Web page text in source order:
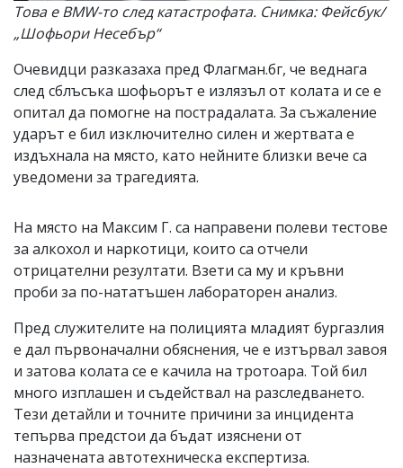
Това е BMW-то след катастрофата. Снимка: Фейсбук/
„Шофьори Несебър“
Очевидци разказаха пред Флагман.бг, че веднага
след сблъсъка шофьорът е излязъл от колата и се е
опитал да помогне на пострадалата. За съжаление
ударът е бил изключително силен и жертвата е
издъхнала на място, като нейните близки вече са
уведомени за трагедията.
На място на Максим Г. са направени полеви тестове
за алкохол и наркотици, които са отчели
отрицателни резултати. Взети са му и кръвни
проби за по-нататъшен лабораторен анализ.
Пред служителите на полицията младият бургазлия
е дал първоначални обяснения, че е изтървал завоя
и затова колата се е качила на тротоара. Той бил
много изплашен и съдействал на разследването.
Тези детайли и точните причини за инцидента
тепърва предстои да бъдат изяснени от
назначената автотехническа експертиза.